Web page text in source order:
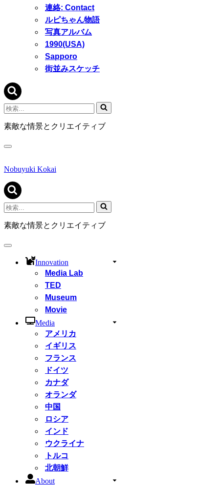
連絡: Contact
ルピちゃん物語
写真アルバム
1990(USA)
Sapporo
街並みスケッチ
検
索...
素敵な情景とクリエイティブ
ナ
ゲ
シ
ョ
ン
メ
ニ
ュ
Nobuyuki Kokai
検
索...
素敵な情景とクリエイティブ
ナ
Innovation
Media Lab
TED
Museum
Movie
Media
アメリカ
イギリス
フランス
ドイツ
カナダ
オランダ
中国
ロシア
インド
ウクライナ
トルコ
北朝鮮
About